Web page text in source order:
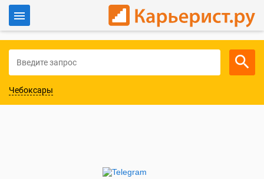
Для работодателей
Чебоксары